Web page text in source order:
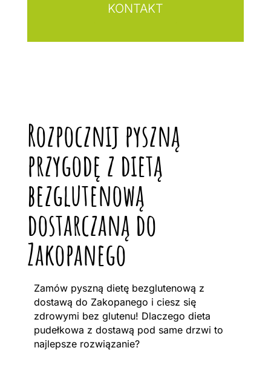
KONTAKT
Rozpocznij pyszną
przygodę z dietą
bezglutenową
dostarczaną do
Zakopanego
Zamów pyszną dietę bezglutenową z
dostawą do Zakopanego i ciesz się
zdrowymi bez glutenu! Dlaczego dieta
pudełkowa z dostawą pod same drzwi to
najlepsze rozwiązanie?